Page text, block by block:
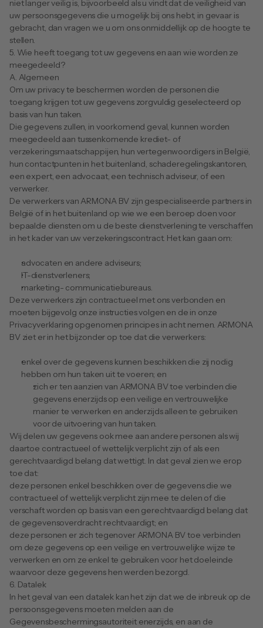
niet langer veilig is, bijvoorbeeld als u vindt dat de veiligheid van
uw persoonsgegevens die u mogelijk bij ons hebt, in gevaar is
gebracht, dan vragen we u om ons onmiddellijk op de hoogte te
stellen.
5. Wie heeft toegang tot uw gegevens en aan wie worden ze
meegedeeld?
A. Algemeen
Om uw privacy te beschermen worden de personen die
toegang krijgen tot uw gegevens zorgvuldig geselecteerd op
basis van hun taken.
Die gegevens zullen, in voorkomend geval, kunnen worden
meegedeeld aan tussenkomende krediet- of
verzekeringsmaatschappijen, hun vertegenwoordigers in België,
hun contactpunten in het buitenland, schaderegelingskantoren,
een expert, een advocaat, een technisch adviseur, of een
verwerker.
De verwerkers van ARMONA BV zijn gespecialiseerde partners in
België of in het buitenland op wie we een beroep doen voor
bepaalde diensten om u de beste dienstverlening te verschaffen
in het kader van uw verzekeringscontract. Het kan gaan om:
advocaten en andere adviseurs;
IT-dienstverleners;
marketing- communicatiebureaus.
Deze verwerkers zijn contractueel met ons verbonden en
moeten bijgevolg onze instructies volgen en de in onze
Privacyverklaring opgenomen principes in acht nemen. ARMONA
BV ziet er in het bijzonder op toe dat die verwerkers:
enkel over de gegevens kunnen beschikken die zij nodig
hebben om hun taken uit te voeren; en
zich er ten aanzien van ARMONA BV toe verbinden die
gegevens enerzijds op een veilige en vertrouwelijke
manier te verwerken en anderzijds alleen te gebruiken
voor de uitvoering van hun taken.
Wij delen uw gegevens ook mee aan andere personen als wij
daartoe contractueel of wettelijk verplicht zijn of als een
gerechtvaardigd belang dat wettigt. In dat geval zien we erop
toe dat:
deze personen enkel beschikken over de gegevens die we
contractueel of wettelijk verplicht zijn mee te delen of die
verschaft worden op basis van een gerechtvaardigd belang dat
de gegevensoverdracht rechtvaardigt; en
deze personen er zich tegenover ARMONA BV toe verbinden
om deze gegevens op een veilige en vertrouwelijke wijze te
verwerken en om ze enkel te gebruiken voor het doeleinde
waarvoor deze gegevens hen werden bezorgd.
6. Datalek
In het geval van een datalek kan het zijn dat we de inbreuk op de
persoonsgegevens moeten melden aan de
Gegevensbeschermingsautoriteit enerzijds, en aan de